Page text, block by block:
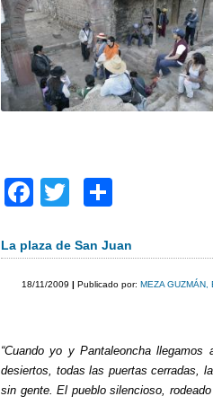
F
c
e
o
k
tt
er
m
p
La plaza de San Juan
18/11/2009 | Publicado por:MEZA GUZMÁN,
“Cuando yo y Pantaleoncha
desiertos, todas las puertas cerradas,
sin gente. El pueblo silencioso,